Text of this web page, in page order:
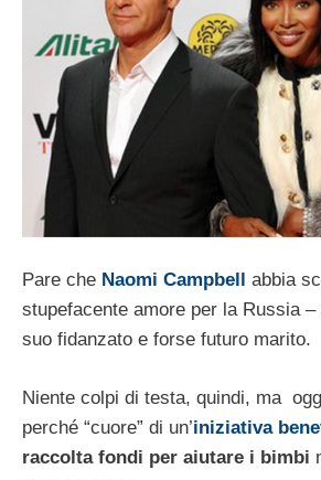
Pare che Naomi Campbell
abbia
stupefacente amore per la Russia –
suo fidanzato e forse futuro marito.
Niente colpi di testa, quindi, ma
perché “cuore” di un’iniziativa
raccolta fondi per aiutare i bimbi